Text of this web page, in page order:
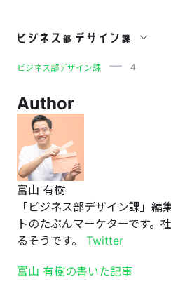
4
ビジネス部デザイン課 4
Author
富山 有樹
「ビジネス部デザイン課」編
トのたぶんマーケターです。
るそうです。 Twitter
富山 有樹の書いた記事